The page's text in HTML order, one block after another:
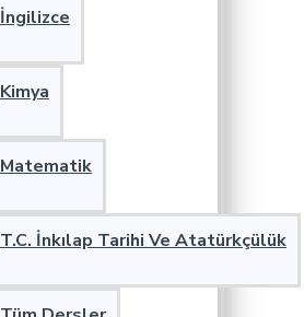
İngilizce
Kimya
Matematik
T.C. İnkılap Tarihi Ve Atatürkçülük